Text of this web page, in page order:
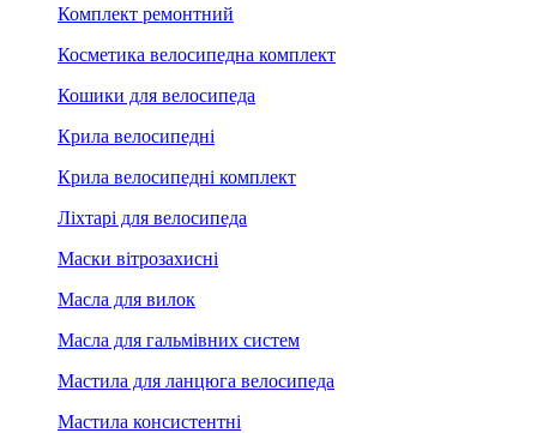
Комплект ремонтний
Косметика велосипедна комплект
Кошики для велосипеда
Крила велосипедні
Крила велосипедні комплект
Ліхтарі для велосипеда
Маски вітрозахисні
Масла для вилок
Масла для гальмівних систем
Мастила для ланцюга велосипеда
Мастила консистентні